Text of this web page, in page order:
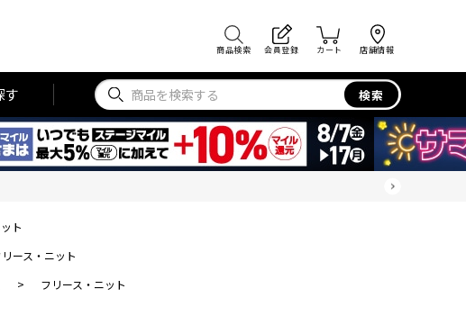
商品検索 会員登録 カート 店舗情報
す 検索
ト
ース・ニット
>
フリース・ニット